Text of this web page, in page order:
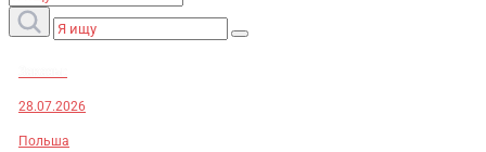
28.07.2026
Польша